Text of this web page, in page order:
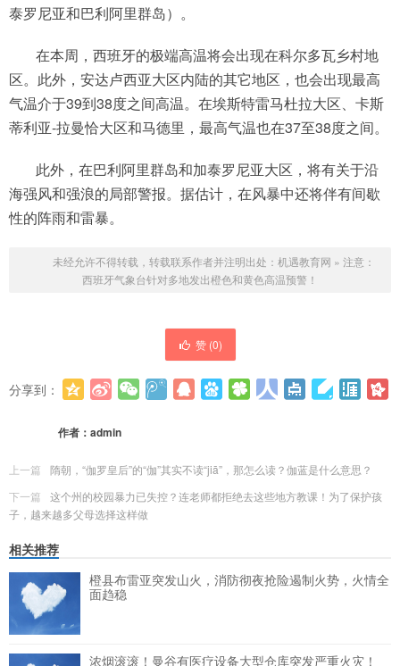
泰罗尼亚和巴利阿里群岛）。
在本周，西班牙的极端高温将会出现在科尔多瓦乡村地
区。此外，安达卢西亚大区内陆的其它地区，也会出现最高
气温介于39到38度之间高温。在埃斯特雷马杜拉大区、卡斯
蒂利亚-拉曼恰大区和马德里，最高气温也在37至38度之间。
此外，在巴利阿里群岛和加泰罗尼亚大区，将有关于沿
海强风和强浪的局部警报。据估计，在风暴中还将伴有间歇
性的阵雨和雷暴。
未经允许不得转载，转载联系作者并注明出处： 机遇教育网 » 注意：
西班牙气象台针对多地发出橙色和黄色高温预警！
赞 (0)
分享到：
作者： admin
上一篇
隋朝，“伽罗皇后”的“伽”其实不读“jiā”，那怎么读？伽蓝是什么意思？
下一篇
这个州的校园暴力已失控？连老师都拒绝去这些地方教课！为了保护孩
子，越来越多父母选择这样做
相关推荐
橙县布雷亚突发山火，消防彻夜抢险遏制火势，火情全
面趋稳
浓烟滚滚！曼谷有医疗设备大型仓库突发严重火灾！